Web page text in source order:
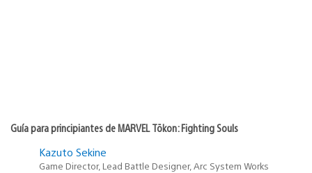
Guía para principiantes de MARVEL Tōkon: Fighting Souls
Kazuto Sekine
Game Director, Lead Battle Designer, Arc System Works